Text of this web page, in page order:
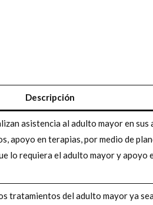
Descripción
asistencia al adulto mayor en
apoyo en terapias, por medio de
lo requiera el adulto mayor y apoyo
tratamientos del adulto mayor ya